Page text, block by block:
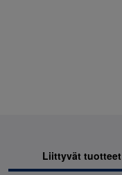
Liittyvät tuotteet